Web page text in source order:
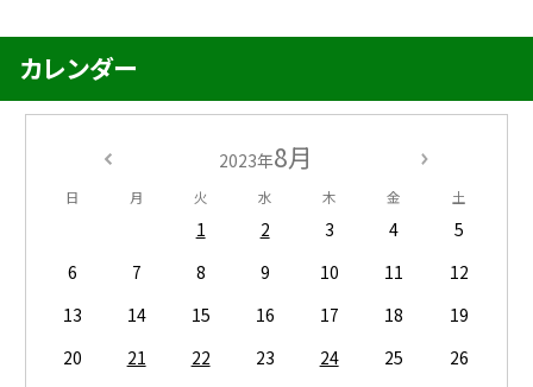
カレンダー
2023年8月
日 月 火 水 木 金 土
1 2 3 4
5
6
7 8 9 10 11
12
13
14 15 16 17 18
19
20
21 22 23 24 25
26